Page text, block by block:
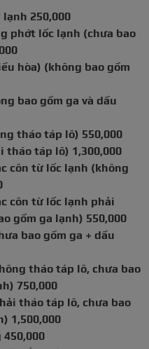
250,000
phớt lốc lạnh (chưa bao
hòa) (không bao gồm
bao gồm ga và dầu
tháo táp lô) 550,000
tháo táp lô) 1,300,000
côn từ lốc lạnh (không
côn từ lốc lạnh phải
gồm ga lạnh) 550,000
bao gồm ga + dầu
tháo táp lô, chưa bao
750,000
tháo táp lô, chưa bao
1,500,000